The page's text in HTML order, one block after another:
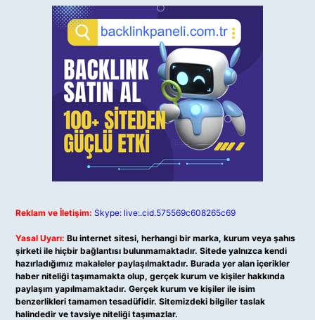
Reklam ve İletişim: Skype: live:.cid.575569c608265c69
Yasal Uyarı: Bu internet sitesi, herhangi bir marka, kurum veya şahıs
şirketi ile hiçbir bağlantısı bulunmamaktadır. Sitede yalnızca kendi
hazırladığımız makaleler paylaşılmaktadır. Burada yer alan içerikler
haber niteliği taşımamakta olup, gerçek kurum ve kişiler hakkında
paylaşım yapılmamaktadır. Gerçek kurum ve kişiler ile isim
benzerlikleri tamamen tesadüfidir. Sitemizdeki bilgiler taslak
halindedir ve tavsiye niteliği taşımazlar.